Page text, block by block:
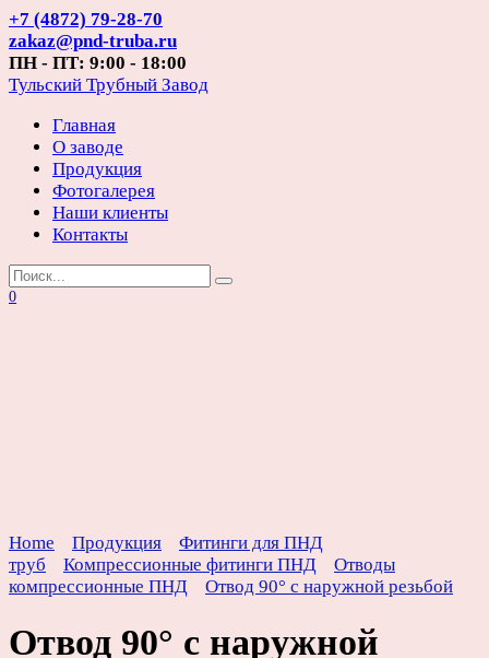
Перейти
к
содержанию
+7 (4872) 79-28-70
zakaz@pnd-truba.ru
ПН - ПТ: 9:00 - 18:00
Тульский Трубный Завод
Главная
О заводе
Продукция
Фотогалерея
Наши клиенты
Контакты
Search
for:
0
Home Продукция
Фитинги для ПНД
труб
Компрессионные фитинги ПНД
Отводы
компрессионные ПНД
Отвод 90° с наружной резьбой
Отвод 90° с наружной